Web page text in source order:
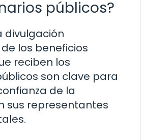
públicos?
divulgación
los beneficios
reciben los
son clave para
de la
sus representantes